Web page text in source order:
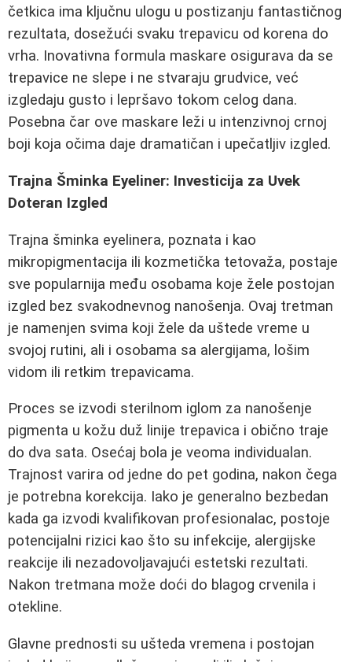
četkica ima ključnu ulogu u postizanju fantastičnog
rezultata, dosežući svaku trepavicu od korena do
vrha. Inovativna formula maskare osigurava da se
trepavice ne slepe i ne stvaraju grudvice, već
izgledaju gusto i lepršavo tokom celog dana.
Posebna čar ove maskare leži u intenzivnoj crnoj
boji koja očima daje dramatičan i upečatljiv izgled.
Trajna Šminka Eyeliner: Investicija za Uvek
Doteran Izgled
Trajna šminka eyelinera, poznata i kao
mikropigmentacija ili kozmetička tetovaža, postaje
sve popularnija među osobama koje žele postojan
izgled bez svakodnevnog nanošenja. Ovaj tretman
je namenjen svima koji žele da uštede vreme u
svojoj rutini, ali i osobama sa alergijama, lošim
vidom ili retkim trepavicama.
Proces se izvodi sterilnom iglom za nanošenje
pigmenta u kožu duž linije trepavica i obično traje
do dva sata. Osećaj bola je veoma individualan.
Trajnost varira od jedne do pet godina, nakon čega
je potrebna korekcija. Iako je generalno bezbedan
kada ga izvodi kvalifikovan profesionalac, postoje
potencijalni rizici kao što su infekcije, alergijske
reakcije ili nezadovoljavajući estetski rezultati.
Nakon tretmana može doći do blagog crvenila i
otekline.
Glavne prednosti su ušteda vremena i postojan